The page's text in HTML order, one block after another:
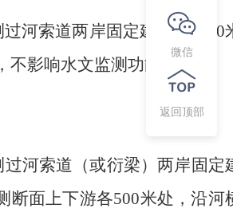
河索道两岸固定建筑物外 20
不影响水文监测功能。
河索道（或衍梁）两岸固定
断面上下游各500米处，沿河
微信
返回顶部